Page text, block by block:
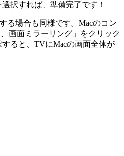
択すれば、準備完了です！
る場合も同様です。Macのコン
画面ミラーリング」をクリック
すると、TVにMacの画面全体が